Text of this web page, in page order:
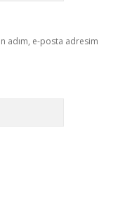
adım, e-posta adresim